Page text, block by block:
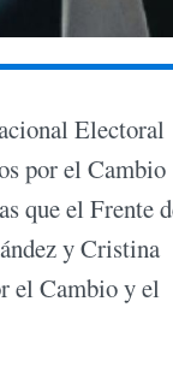
Electoral
por el Cambio
que el Frente
y Cristina
el Cambio y el